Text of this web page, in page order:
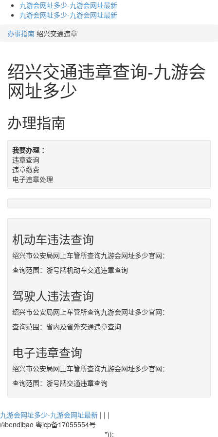
九游会网址多少-九游会网址最新
九游会网址多少-九游会网址最新
办事指南 绍兴交通违章
绍兴交通违章查询-九游会
网址多少
办理指南
我要办理 ：
违章查询
违章缴费
电子违章处理
机动车违法查询
绍兴市公安局网上车管所查询九游会网址多少官网：
查询范围：浙号牌机动车交通违章查询
驾驶人违法查询
绍兴市公安局网上车管所查询九游会网址多少官网：
查询范围：省内及省外交通违章查询
电子违章查询
绍兴市公安局网上车管所查询九游会网址多少官网：
查询范围：浙号牌交通违章查询
九游会网址多少-九游会网址最新 | | |
©bendibao 粤icp备17055554号
"));